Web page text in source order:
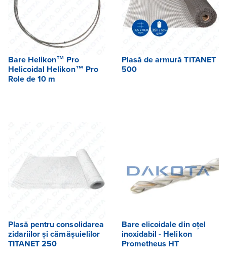
Bare Helikon™ Pro
Helicoidal Helikon™ Pro
Role de 10 m
Plasă de armură TITANET
500
Plasă pentru consolidarea
zidariilor și cămășuielilor
TITANET 250
Bare elicoidale din oțel
inoxidabil - Helikon
Prometheus HT